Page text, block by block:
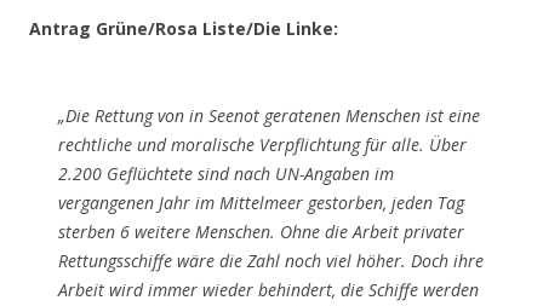
Antrag Grüne/Rosa Liste/Die Linke:
„Die Rettung von in Seenot geratenen Menschen ist eine
rechtliche und moralische Verpflichtung für alle. Über
2.200 Geflüchtete sind nach UN-Angaben im
vergangenen Jahr im Mittelmeer gestorben, jeden Tag
sterben 6 weitere Menschen. Ohne die Arbeit privater
Rettungsschiffe wäre die Zahl noch viel höher. Doch ihre
Arbeit wird immer wieder behindert, die Schiffe werden